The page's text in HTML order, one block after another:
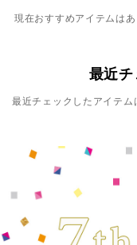
現在おすすめアイテムはあ
最近
最近チェックしたアイテム